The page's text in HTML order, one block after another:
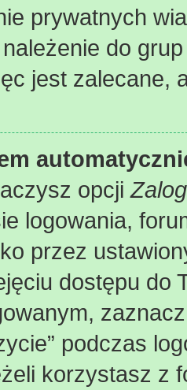
prywatnych
do
jest zalecane,
opcji
logowania,
przez
dostępu do
podczas
korzystasz z